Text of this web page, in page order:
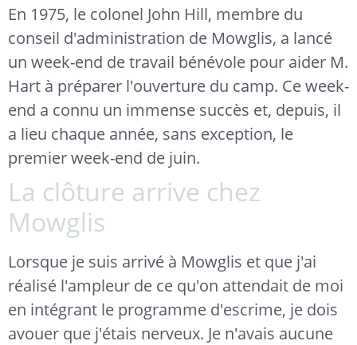
En 1975, le colonel John Hill, membre du
conseil d'administration de Mowglis, a lancé
un week-end de travail bénévole pour aider M.
Hart à préparer l'ouverture du camp. Ce week-
end a connu un immense succès et, depuis, il
a lieu chaque année, sans exception, le
premier week-end de juin.
La clôture arrive chez
Mowglis
Lorsque je suis arrivé à Mowglis et que j'ai
réalisé l'ampleur de ce qu'on attendait de moi
en intégrant le programme d'escrime, je dois
avouer que j'étais nerveux. Je n'avais aucune